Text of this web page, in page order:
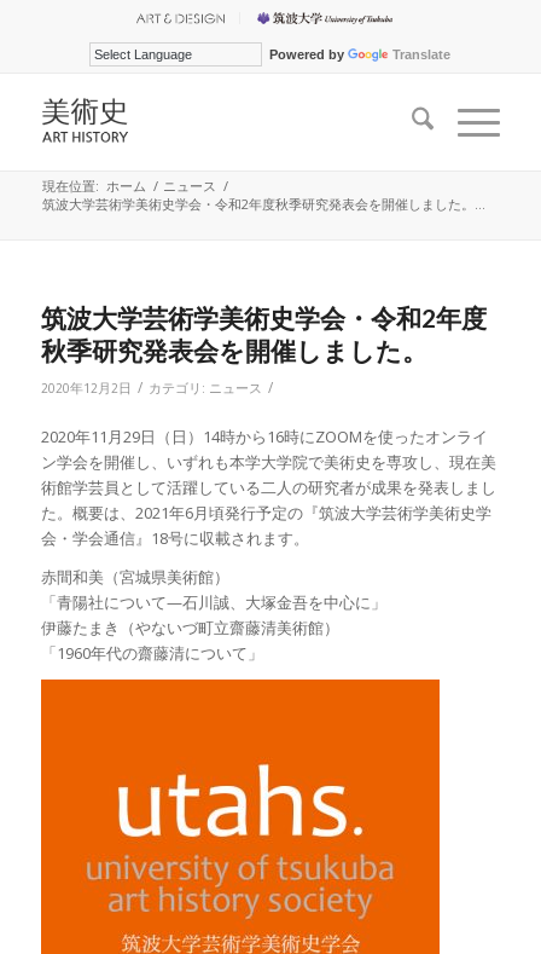
Powered by Translate
現在位置: ホーム / ニュース /
筑波大学芸術学美術史学会・令和2年度秋季研究発表会を開催しました。...
筑波大学芸術学美術史学会・令和2年度
秋季研究発表会を開催しました。
2020年12月2日 / カテゴリ: ニュース /
2020年11月29日（日）14時から16時にZOOMを使ったオンライ
ン学会を開催し、いずれも本学大学院で美術史を専攻し、現在美
術館学芸員として活躍している二人の研究者が成果を発表しまし
た。概要は、2021年6月頃発行予定の『筑波大学芸術学美術史学
会・学会通信』18号に収載されます。
赤間和美（宮城県美術館）
「青陽社について—石川誠、大塚金吾を中心に」
伊藤たまき（やないづ町立齋藤清美術館）
「1960年代の齋藤清について」